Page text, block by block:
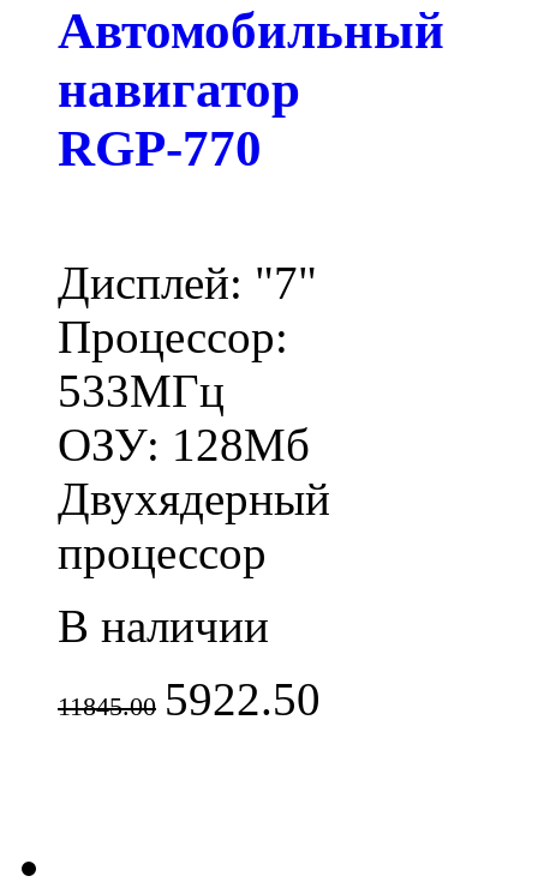
Автомобильный
навигатор
RGP-770
Дисплей: "7"
Процессор:
533МГц
ОЗУ: 128Мб
Двухядерный
процессор
В наличии
11845.00 5922.50